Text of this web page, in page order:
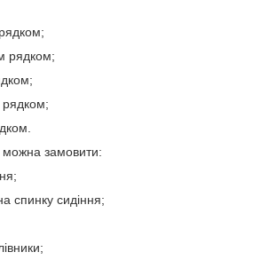
рядком;
рядком;
можна замовити:
спинку сидіння;